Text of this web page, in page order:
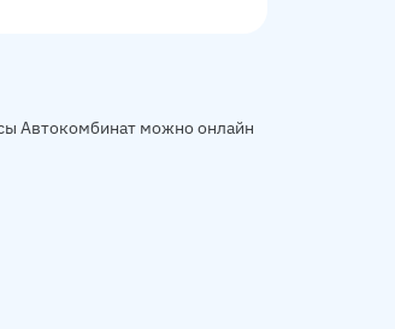
Автокомбинат можно онлайн